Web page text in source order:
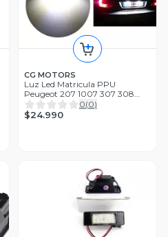
CG MOTORS
Luz Led Matricula PPU
Peugeot 207 1007 307 308
3008 406 407 607
0(0)
$24.990